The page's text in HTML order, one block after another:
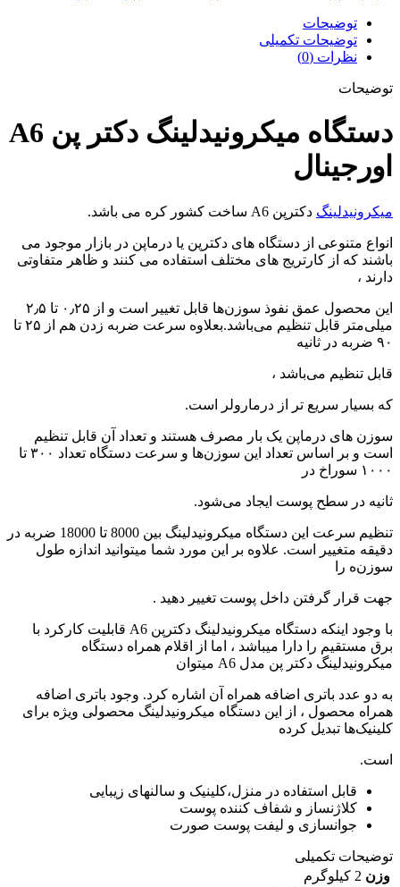
توضیحات
توضیحات تکمیلی
نظرات (0)
توضیحات
دستگاه میکرونیدلینگ دکتر پن A6
اورجینال
میکرونیدلینگ دکترپن A6 ساخت کشور کره می باشد.
انواع متنوعی از دستگاه های دکترپن یا درماپن در بازار موجود می
باشند که از کارتریج های مختلف استفاده می کنند و ظاهر متفاوتی
دارند ،
این محصول عمق نفوذ سوزن‌ها قابل تغییر است و از ۰٫۲۵ تا ۲٫۵
میلی‌متر قابل تنظیم می‌باشد.بعلاوه سرعت ضربه زدن هم از ۲۵ تا
۹۰ ضربه در ثانیه
قابل تنظیم می‌باشد ،
که بسیار سریع تر از درمارولر است.
سوزن های درماپن یک بار مصرف هستند و تعداد آن قابل تنظیم
است و بر اساس تعداد این سوزن‌ها و سرعت دستگاه تعداد ۳۰۰ تا
۱۰۰۰ سوراخ در
ثانیه در سطح پوست ایجاد می‌شود.
تنظیم سرعت این دستگاه میکرونیدلینگ بین 8000 تا 18000 ضربه در
دقیقه متغییر است. علاوه بر این مورد شما میتوانید اندازه طول
سوزن‌ه را
جهت قرار گرفتن داخل پوست تغییر دهید .
با وجود اینکه دستگاه میکرونیدلینگ دکترپن A6 قابلیت کارکرد با
برق مستقیم را دارا میباشد ، اما از اقلام همراه دستگاه
میکرونیدلینگ دکتر پن مدل A6 میتوان
به دو عدد باتری اضافه همراه آن اشاره کرد. وجود باتری اضافه
همراه محصول ، از این دستگاه میکرونیدلینگ محصولی ویژه برای
کلینیک‌ها تبدیل کرده
است.
قابل استفاده در منزل،کلینیک و سالنهای زیبایی
کلاژنساز و شفاف کننده پوست
جوانسازی و لیفت پوست صورت
توضیحات تکمیلی
وزن 2 کیلوگرم